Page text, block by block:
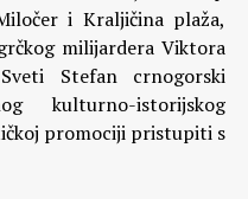
i Kraljičina plaža,
milijardera Viktora
Stefan crnogorski
kulturno-istorijskog
promociji pristupiti s